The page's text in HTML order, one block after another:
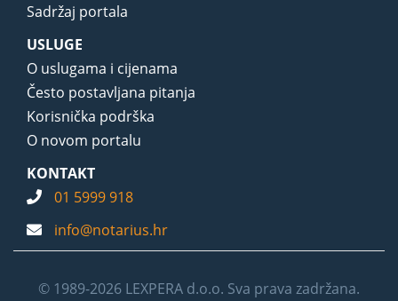
Sadržaj portala
USLUGE
O uslugama i cijenama
Često postavljana pitanja
Korisnička podrška
O novom portalu
KONTAKT
01 5999 918
info@notarius.hr
© 1989-2026 LEXPERA d.o.o. Sva prava zadržana.